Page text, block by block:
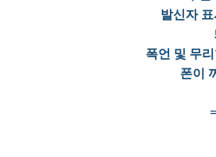
발신자
폭언 및 무
폰이